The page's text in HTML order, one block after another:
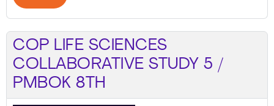
COP LIFE SCIENCES
COLLABORATIVE STUDY 5 /
PMBOK 8TH